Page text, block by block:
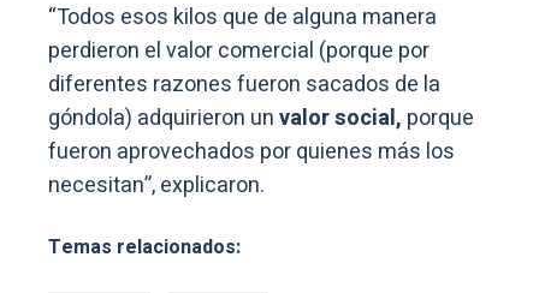
“Todos esos kilos que de alguna manera
perdieron el valor comercial (porque por
diferentes razones fueron sacados de la
góndola) adquirieron unvalor social, porque
fueron aprovechados por quienes más los
necesitan”, explicaron.
Temas relacionados: